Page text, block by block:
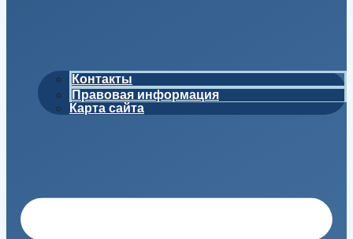
Контакты
Правовая информация
Карта сайта